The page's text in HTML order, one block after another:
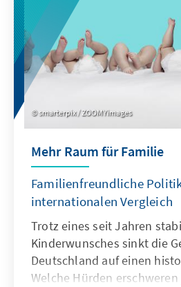
smarterpix / ZOOMYimages
Mehr Raum für Familie
Familienfreundliche
internationalen Vergleich
Trotz eines seit Jahren
Kinderwunsches sinkt die
Deutschland auf einen
Welche Hürden